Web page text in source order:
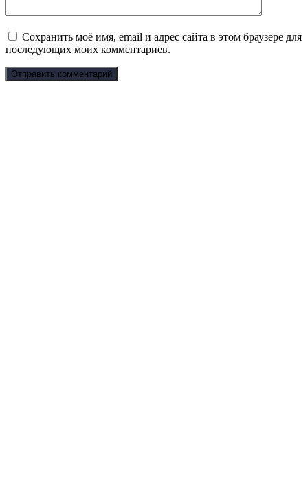
Сохранить моё имя, email и адрес сайта в этом браузере для
последующих моих комментариев.